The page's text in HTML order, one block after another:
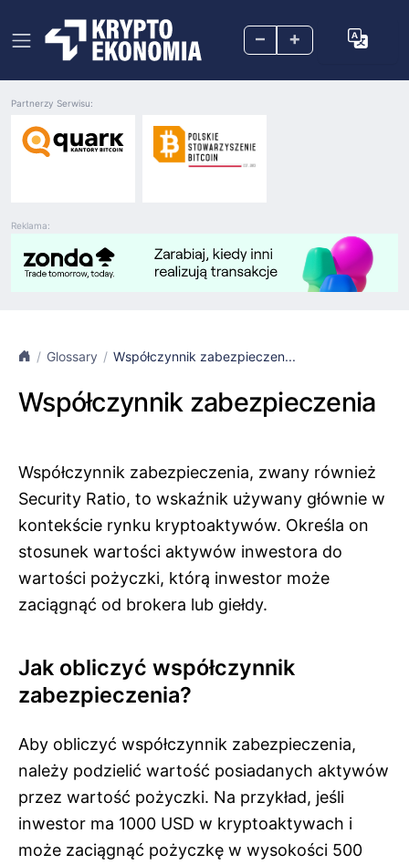
– +
Reklama:
Partnerzy Serwisu:
Glossary Współczynnik zabezpieczen...
Współczynnik zabezpieczenia
Współczynnik zabezpieczenia, zwany również
Security Ratio, to wskaźnik używany głównie w
kontekście rynku kryptoaktywów. Określa on
stosunek wartości aktywów inwestora do
wartości pożyczki, którą inwestor może
zaciągnąć od brokera lub giełdy.
Jak obliczyć współczynnik
zabezpieczenia?
Aby obliczyć współczynnik zabezpieczenia,
należy podzielić wartość posiadanych aktywów
przez wartość pożyczki. Na przykład, jeśli
inwestor ma 1000 USD w kryptoaktywach i
może zaciągnąć pożyczkę w wysokości 500